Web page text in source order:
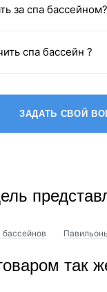
за спа бассейном?
спа бассейн ?
ЗАДАТЬ СВОЙ
так